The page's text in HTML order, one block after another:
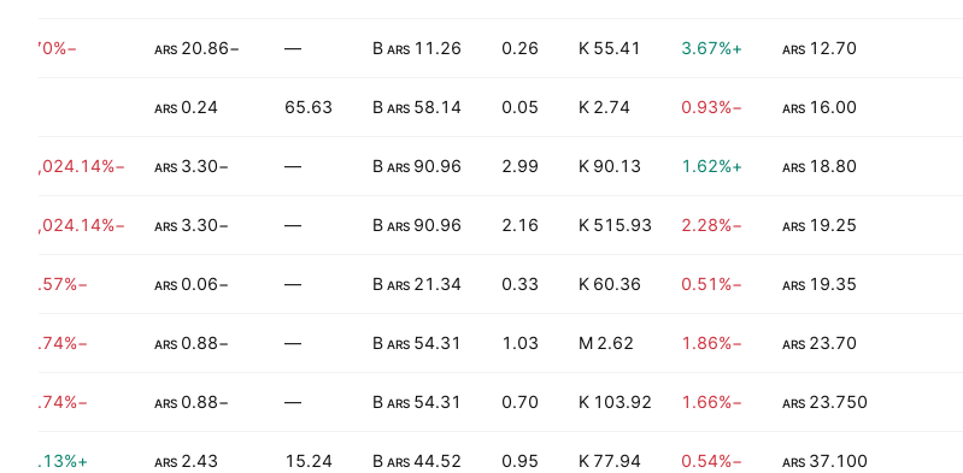
12.70
ARS
+3.67%
55.41 K
0.26
11.26 B
ARS
—
−20.86
ARS
−99.70%
16.00
ARS
−0.93%
2.74 K
0.05
58.14 B
ARS
65.63
0.24
ARS
18.80
ARS
+1.62%
90.13 K
2.99
90.96 B
ARS
—
−3.30
ARS
−114,024.14%
19.25
ARS
−2.28%
515.93 K
2.16
90.96 B
ARS
—
−3.30
ARS
−114,024.14%
19.35
ARS
−0.51%
60.36 K
0.33
21.34 B
ARS
—
−0.06
ARS
−113.57%
23.70
ARS
−1.86%
2.62 M
1.03
54.31 B
ARS
—
−0.88
ARS
−168.74%
23.750
ARS
−1.66%
103.92 K
0.70
54.31 B
ARS
—
−0.88
ARS
−168.74%
37.100
ARS
−0.54%
77.94 K
0.95
44.52 B
ARS
15.24
2.43
ARS
+179.13%